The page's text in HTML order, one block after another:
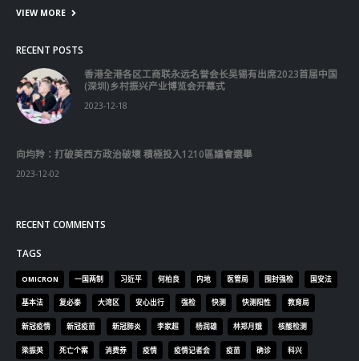
VIEW MORE
RECENT POSTS
香港全港各区工商联永远名誉会长吴锡有出席2023首届中国
(深圳)乡村振兴产业博览会开幕式
2023-12-18
向均羚：打破美西方政治破壞 積極投入1210區議會選舉
2023-12-02
RECENT COMMENTS
TAGS
OMICRON 一国两制 习近平 何柏良 内地 医管局 围封强检 国安法
基本法 复必泰 大湾区 安心出行 强检 快测 快测阳性 教育局
新冠疫情 新冠疫苗 新冠肺炎 李家超 杨润雄 林郑月娥 核酸检测
梁振英 死亡个案 消费券 疫情 疫情记者会 疫苗 确诊 科兴